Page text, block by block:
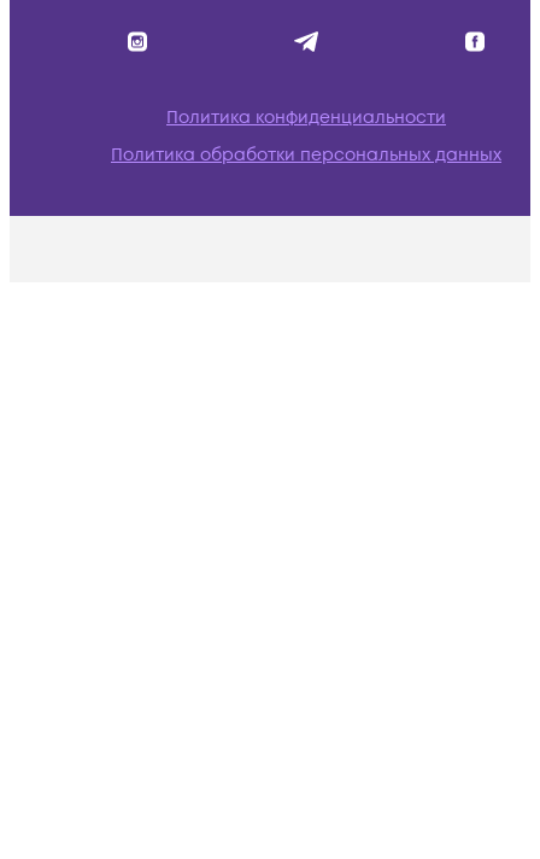
Политика конфиденциальности
Политика обработки персональных данных